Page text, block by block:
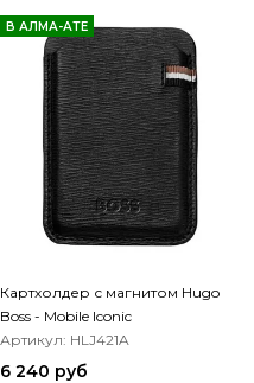
В АЛМА-АТЕ
Картхолдер с магнитом Hugo
Boss - Mobile Iconic
Артикул: HLJ421A
6 240 руб